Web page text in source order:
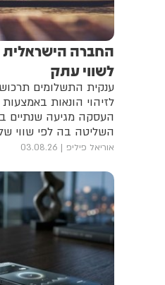
החברה הישראלית
לשווי עתק
ענקית התשלומים
לזיהוי הונאות
העסקה מגיעה שנתיים
השליטה בה לפי שווי של 1.3 מיליארד
אוריאל פיליפ 03.08.26